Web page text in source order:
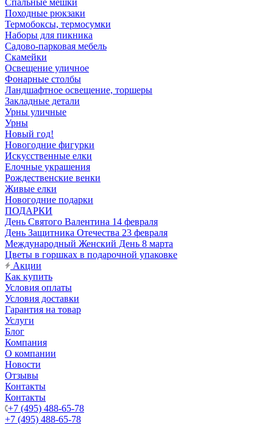
Спальные мешки
Походные рюкзаки
Термобоксы, термосумки
Наборы для пикника
Садово-парковая мебель
Скамейки
Освещение уличное
Фонарные столбы
Ландшафтное освещение, торшеры
Закладные детали
Урны уличные
Урны
Новый год!
Новогодние фигурки
Искусственные елки
Елочные украшения
Рождественские венки
Живые елки
Новогодние подарки
ПОДАРКИ
День Святого Валентина 14 февраля
День Защитника Отечества 23 февраля
Международный Женский День 8 марта
Цветы в горшках в подарочной упаковке
Акции
Как купить
Условия оплаты
Условия доставки
Гарантия на товар
Услуги
Блог
Компания
О компании
Новости
Отзывы
Контакты
Контакты
+7 (495) 488-65-78
+7 (495) 488-65-78